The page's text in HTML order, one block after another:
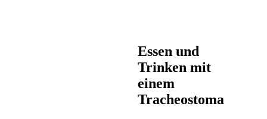
Essen und
Trinken mit
einem
Tracheostoma